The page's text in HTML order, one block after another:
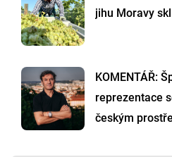
jihu Moravy
KOMENTÁŘ:
reprezentace
českým